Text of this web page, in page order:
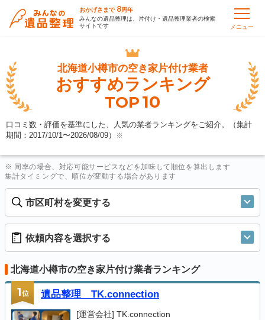
おかげさまで 8周年
みんなの遺品整理は、片付け・遺品整理業者の検索
サイトです
メニュー
北海道小樽市の空き家片付け業者
おすすめランキング
TOP10
口コミ数・評価を基準にした、人気の業者ランキングをご紹介。（集計
期間：2017/10/1〜2026/08/09） ※
※ 同率の場合、対応可能サービスなどを加味して順位を算出します
集計タイミングで、順位が変動する場合があります
市区町村を変更する
依頼内容を選択する
北海道小樽市の空き家片付け業者ランキング
1位 遺品整理 TK.connection
[運営会社] TK.connection